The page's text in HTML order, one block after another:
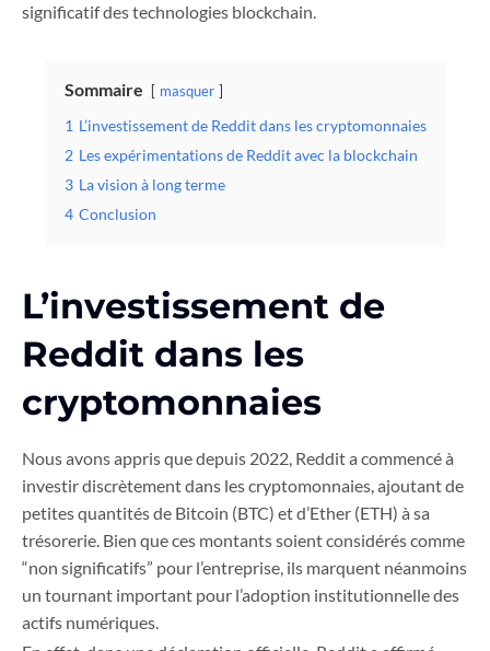
significatif des technologies blockchain.
Sommaire masquer
1 L’investissement de Reddit dans les cryptomonnaies
2 Les expérimentations de Reddit avec la blockchain
3 La vision à long terme
4 Conclusion
L’investissement de
Reddit dans les
cryptomonnaies
Nous avons appris que depuis 2022, Reddit a commencé à
investir discrètement dans les cryptomonnaies, ajoutant de
petites quantités de Bitcoin (BTC) et d’Ether (ETH) à sa
trésorerie. Bien que ces montants soient considérés comme
“non significatifs” pour l’entreprise, ils marquent néanmoins
un tournant important pour l’adoption institutionnelle des
actifs numériques.